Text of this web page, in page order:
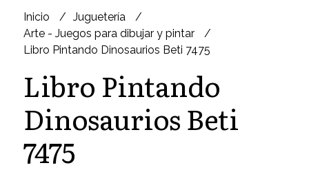
Inicio
Juguetería
Arte - Juegos para dibujar y pintar
Libro Pintando Dinosaurios Beti 7475
Libro Pintando
Dinosaurios Beti
7475